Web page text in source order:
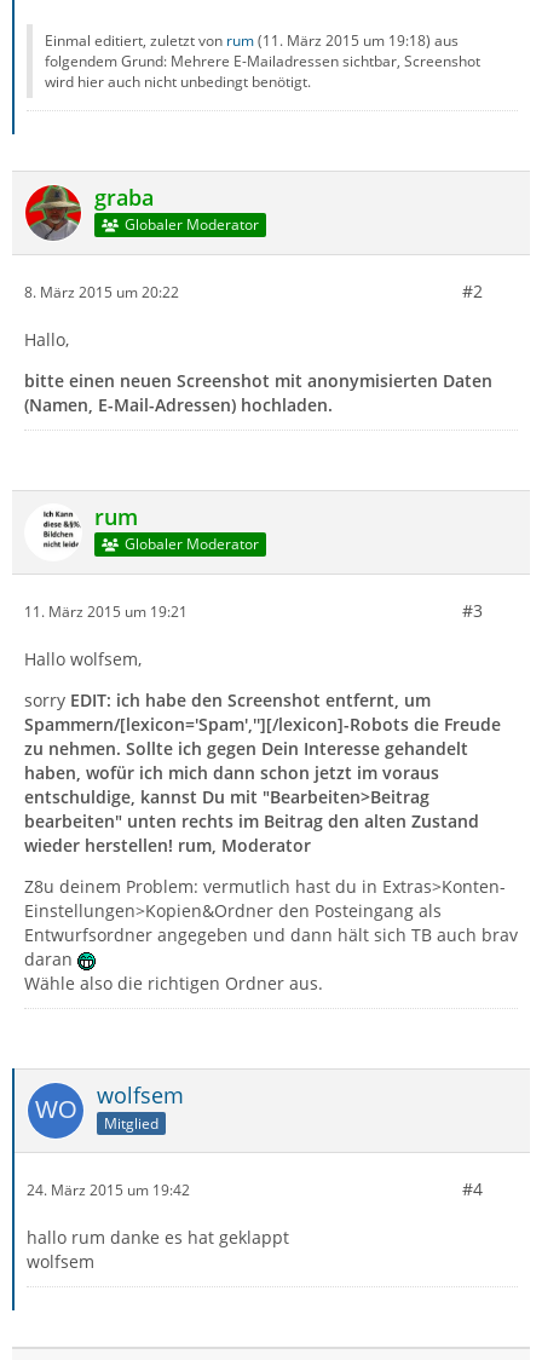
Einmal editiert, zuletzt von rum(11. März 2015 um 19:18) aus
folgendem Grund: Mehrere E-Mailadressen sichtbar, Screenshot
wird hier auch nicht unbedingt benötigt.
graba
Globaler Moderator
8. März 2015 um 20:22 #2
Hallo,
bitte einen neuen Screenshot mit anonymisierten Daten
(Namen, E-Mail-Adressen) hochladen.
rum
Globaler Moderator
11. März 2015 um 19:21 #3
Hallo wolfsem,
sorry EDIT: ich habe den Screenshot entfernt, um
Spammern/[lexicon='Spam',''][/lexicon]-Robots die Freude
zu nehmen. Sollte ich gegen Dein Interesse gehandelt
haben, wofür ich mich dann schon jetzt im voraus
entschuldige, kannst Du mit "Bearbeiten>Beitrag
bearbeiten" unten rechts im Beitrag den alten Zustand
wieder herstellen! rum, Moderator
Z8u deinem Problem: vermutlich hast du in Extras>Konten-
Einstellungen>Kopien&Ordner den Posteingang als
Entwurfsordner angegeben und dann hält sich TB auch brav
daran
Wähle also die richtigen Ordner aus.
wolfsem
Mitglied
24. März 2015 um 19:42 #4
hallo rum danke es hat geklappt
wolfsem